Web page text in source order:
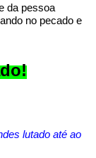
da pessoa
no pecado e
lutado até ao